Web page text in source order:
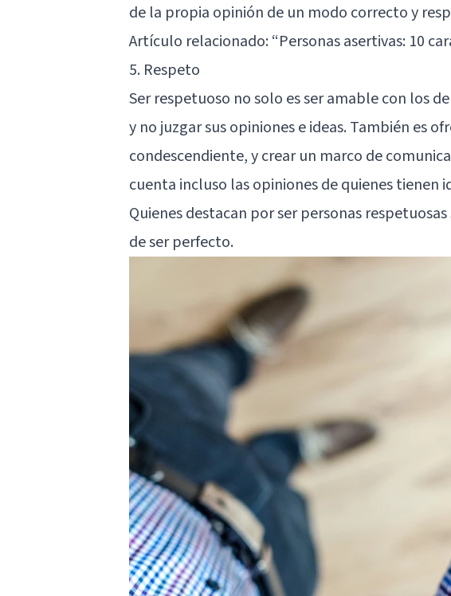
de la propia opinión de un modo correcto y
Artículo relacionado: “Personas asertivas: 10
5. Respeto
Ser respetuoso no solo es ser amable con los
y no juzgar sus opiniones e ideas. También es
condescendiente, y crear un marco de
cuenta incluso las opiniones de quienes tienen
Quienes destacan por ser personas
de ser perfecto.